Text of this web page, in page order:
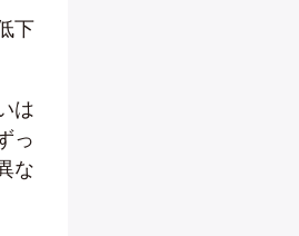
下
は
っ
な